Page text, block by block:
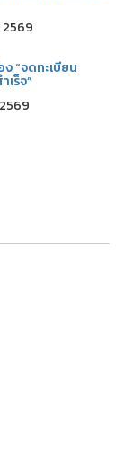
2569
“จดทะเบียน
ร็จ”